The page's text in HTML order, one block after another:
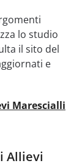
lo studio
il sito del
e
Marescialli
Allievi